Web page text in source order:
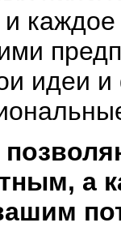
и
идеи
а